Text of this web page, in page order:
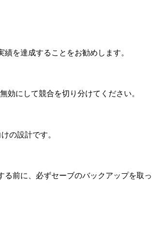
を達成することをお勧めします。
効にして競合を切り分けてください。
の設計です。
前に、必ずセーブのバックアップを取